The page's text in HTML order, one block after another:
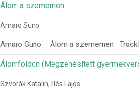
Álom a szememen
Amaro Suno
Amaro Suno – Álom a szememen
Álomföldön (Megzenésített
Szvorák Katalin, Illés Lajos